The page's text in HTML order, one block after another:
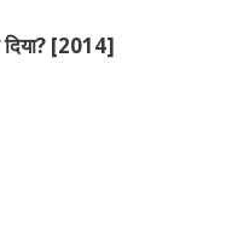
[2014]